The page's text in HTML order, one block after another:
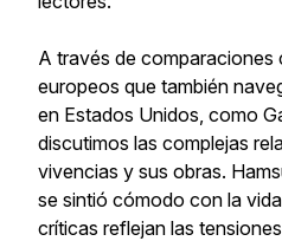
A través de comparaciones
europeos que también
en Estados Unidos, como
discutimos las complejas
vivencias y sus obras.
se sintió cómodo con la
críticas reflejan las